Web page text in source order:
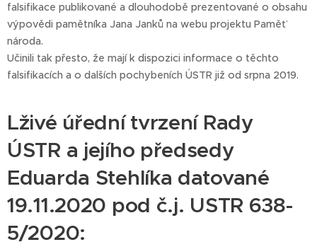
falsifikace publikované a dlouhodobě prezentované o obsahu
výpovědi pamětníka Jana Janků na webu projektu Paměť
národa.
Učinili tak přesto, že mají k dispozici informace o těchto
falsifikacích a o dalších pochybeních ÚSTR již od srpna 2019.
Lživé úřední tvrzení Rady
ÚSTR a jejího předsedy
Eduarda Stehlíka datované
19.11.2020 pod č.j. USTR 638-
5/2020: